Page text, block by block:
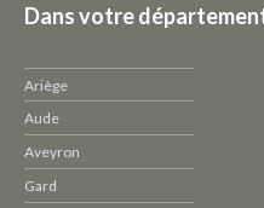
Dans votre
Ariège
Aude
Aveyron
Gard